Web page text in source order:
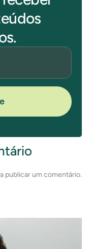
publicar um comentário.